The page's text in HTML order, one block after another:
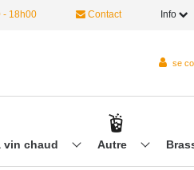
- 18h00 Contact Info
se
vin chaud Autre